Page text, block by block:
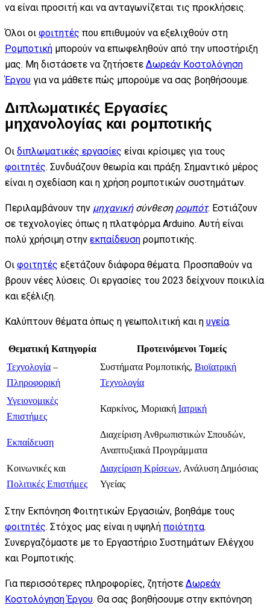
να είναι προσιτή και να ανταγωνίζεται τις προκλήσεις.
Όλοι οι φοιτητές που επιθυμούν να εξελιχθούν στη
Ρομποτική μπορούν να επωφεληθούν από την υποστήριξη
μας. Μη διστάσετε να ζητήσετε Δωρεάν Κοστολόγηση
Έργου για να μάθετε πώς μπορούμε να σας βοηθήσουμε.
Διπλωματικές Εργασίες
μηχανολογίας και ρομποτικής
Οι διπλωματικές εργασίες είναι κρίσιμες για τους
φοιτητές. Συνδυάζουν θεωρία και πράξη. Σημαντικό μέρος
είναι η σχεδίαση και η χρήση ρομποτικών συστημάτων.
Περιλαμβάνουν την μηχανικήσύνθεση ρομπότ. Εστιάζουν
σε τεχνολογίες όπως η πλατφόρμα Arduino. Αυτή είναι
πολύ χρήσιμη στην εκπαίδευση ρομποτικής.
Οι φοιτητές εξετάζουν διάφορα θέματα. Προσπαθούν να
βρουν νέες λύσεις. Οι εργασίες του 2023 δείχνουν ποικιλία
και εξέλιξη.
Καλύπτουν θέματα όπως η γεωπολιτική και η υγεία.
Θεματική Κατηγορία
Προτεινόμενοι Τομείς
Τεχνολογία –
Πληροφορική
Συστήματα Ρομποτικής, Βιοϊατρική
Τεχνολογία
Υγειονομικές
Επιστήμες
Καρκίνος, Μοριακή Ιατρική
Εκπαίδευση
Διαχείριση Ανθρωπιστικών Σπουδών,
Αναπτυξιακά Προγράμματα
Κοινωνικές και
Πολιτικές Επιστήμες
Διαχείριση Κρίσεων, Ανάλυση Δημόσιας
Υγείας
Στην Εκπόνηση Φοιτητικών Εργασιών, βοηθάμε τους
φοιτητές. Στόχος μας είναι η υψηλή ποιότητα.
Συνεργαζόμαστε με το Εργαστήριο Συστημάτων Ελέγχου
και Ρομποτικής.
Για περισσότερες πληροφορίες, ζητήστε Δωρεάν
Κοστολόγηση Έργου. Θα σας βοηθήσουμε στην εκπόνηση